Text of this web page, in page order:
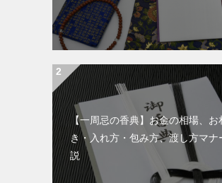
【一周忌の香典】お金の相場、お
き・入れ方・包み方、渡し方マナ
説